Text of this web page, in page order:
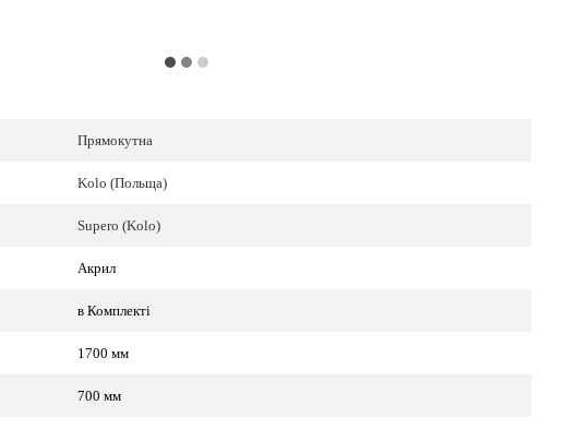
Прямокутна
Kolo (Польща)
Supero (Kolo)
Акрил
в Комплекті
1700 мм
700 мм